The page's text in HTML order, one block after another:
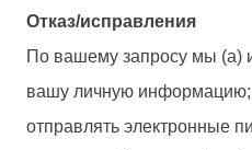
Отказ/исправления
По вашему запросу мы (а)
вашу личную информацию;
отправлять электронные